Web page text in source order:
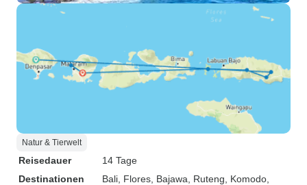
Natur & Tierwelt
Reisedauer
14 Tage
Destinationen
Bali , Flores , Bajawa , Ruteng , Komodo